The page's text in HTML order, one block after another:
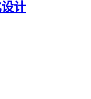
计